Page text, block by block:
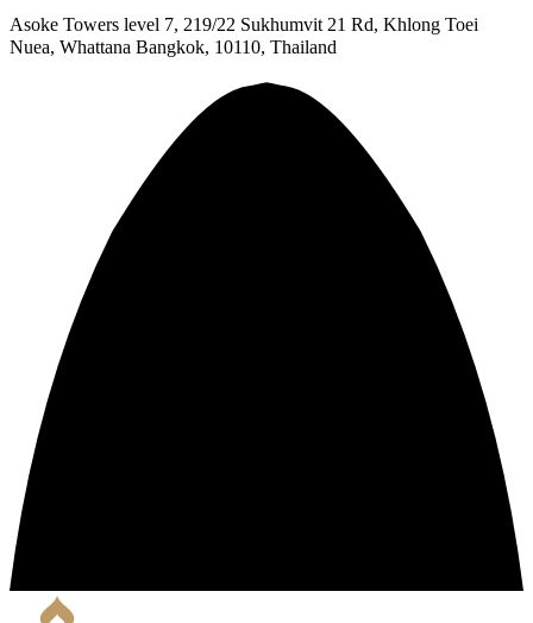
Asoke Towers level 7, 219/22 Sukhumvit 21 Rd, Khlong Toei
Nuea, Whattana Bangkok, 10110, Thailand